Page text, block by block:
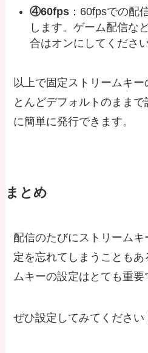
④60fps ：60fpsでの配
します。ゲーム配信な
合はオンにしてください
以上で固定ストリームキ
とんどデフォルトのまま
に簡単に発行できます。
まとめ
配信のたびにストリーム
定を忘れてしまうことも
ムキーの設定はとても重要
ぜひ設定してみてください